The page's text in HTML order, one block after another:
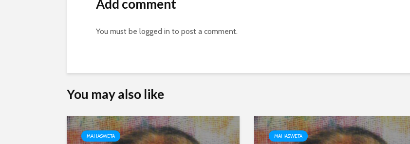
Add comment
You must be logged in to post a comment.
You may also like
MAHASWETA MAHASWETA